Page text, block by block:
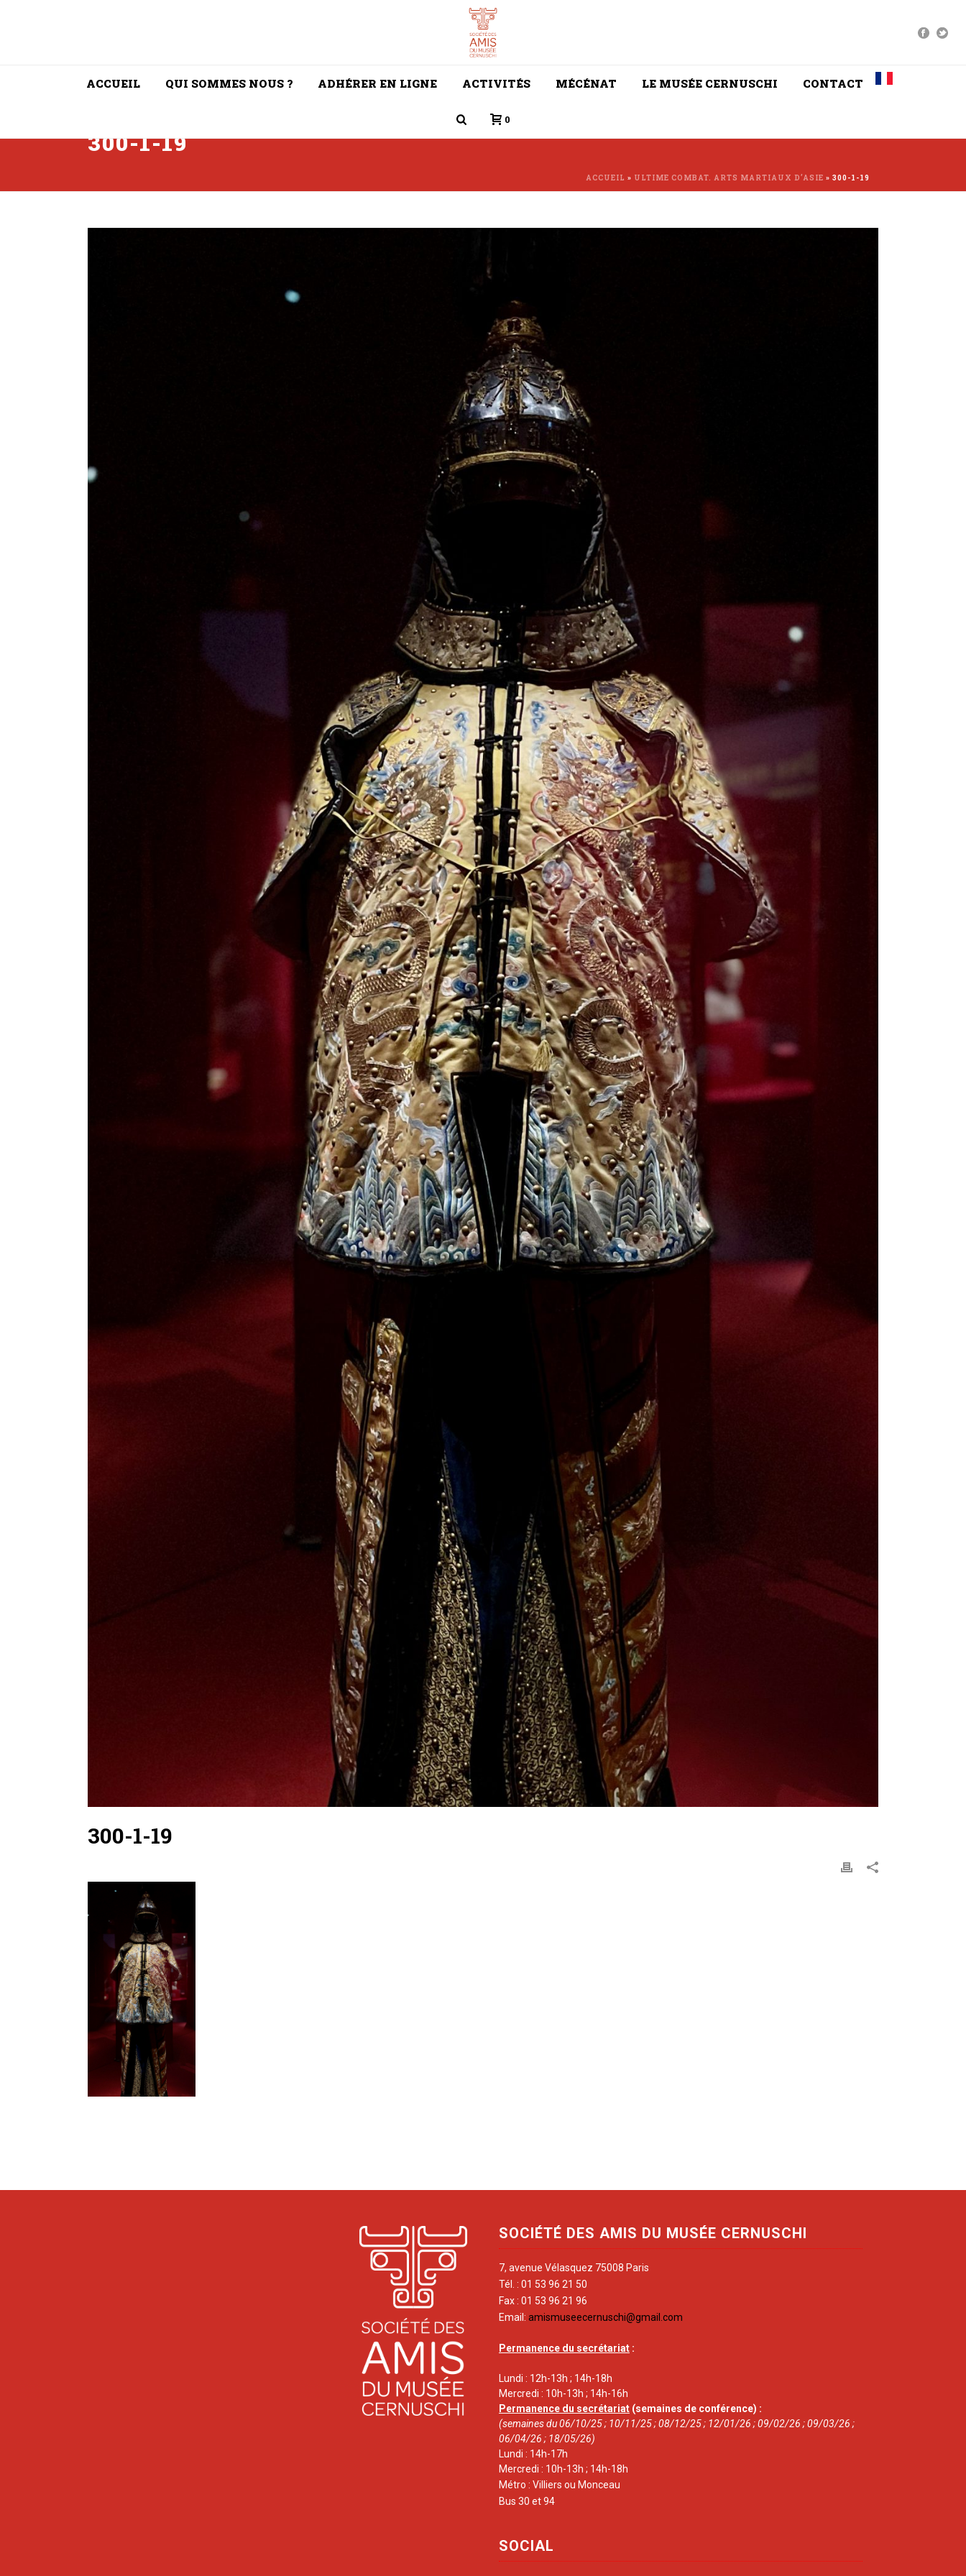
ACCUEIL QUI SOMMES NOUS ? ADHÉRER EN LIGNE ACTIVITÉS MÉCÉNAT LE MUSÉE CERNUSCHI CONTACT
0
300-1-19
ACCUEIL » ULTIME COMBAT. ARTS MARTIAUX D’ASIE » 300-1-19
300-1-19
SOCIÉTÉ DES AMIS DU MUSÉE CERNUSCHI
7, avenue Vélasquez 75008 Paris
Tél. : 01 53 96 21 50
Fax : 01 53 96 21 96
Email: amismuseecernuschi@gmail.com
Permanence du secrétariat :
Lundi : 12h-13h ; 14h-18h
Mercredi : 10h-13h ; 14h-16h
Permanence du secrétariat (semaines de conférence) :
(semaines du 06/10/25 ; 10/11/25 ; 08/12/25 ; 12/01/26 ; 09/02/26 ; 09/03/26 ;
06/04/26 ; 18/05/26)
Lundi : 14h-17h
Mercredi : 10h-13h ; 14h-18h
Métro : Villiers ou Monceau
Bus 30 et 94
SOCIAL